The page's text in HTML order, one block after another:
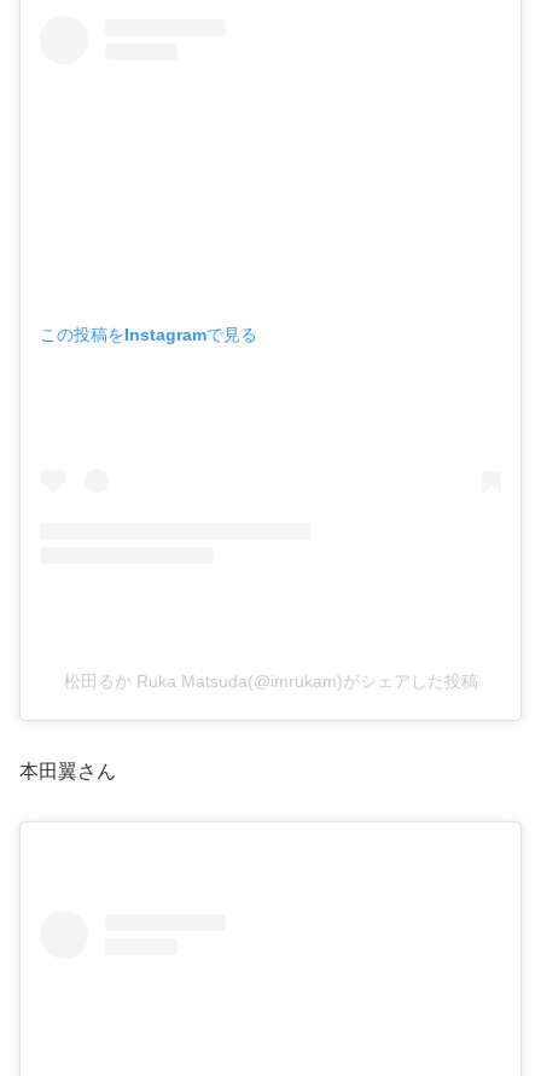
この投稿をInstagramで見る
松田るか Ruka Matsuda(@imrukam)がシェアした投稿
本田翼さん